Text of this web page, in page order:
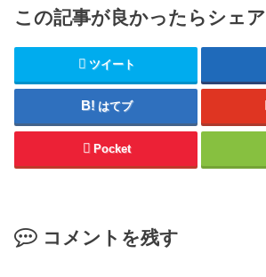
この記事が良かったらシェア
ツイート
はてブ
Pocket
コメントを残す